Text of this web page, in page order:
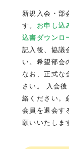
新規入会・部
す。 お申し込
込書ダウンロ
記入後、協議
い。希望部会
なお、正式な
さい。
入会
絡ください。
会員を退会す
願いいたしま